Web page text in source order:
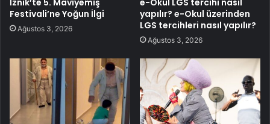
Festivali’ne Yoğun İlgi
Ağustos 3, 2026
yapılır? e-Okul üzerinden
LGS tercihleri nasıl yapılır?
Ağustos 3, 2026